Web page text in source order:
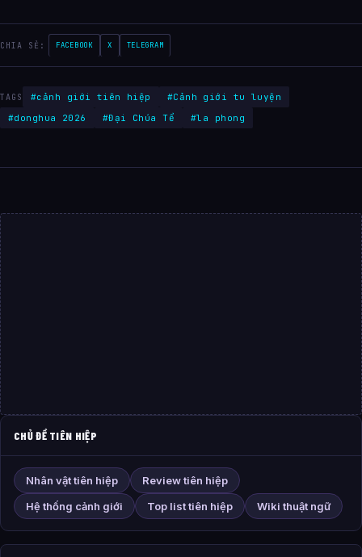
CHIA SẺ: FACEBOOK X TELEGRAM
TAGS #cảnh giới tiên hiệp
#Cảnh giới tu luyện
#donghua 2026
#Đại Chúa Tể #la phong
CHỦ ĐỀ TIÊN HIỆP
Nhân vật tiên hiệp
Review tiên hiệp
Hệ thống cảnh giới
Top list tiên hiệp Wiki thuật ngữ